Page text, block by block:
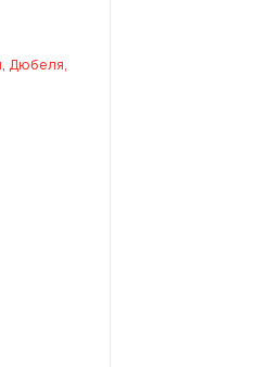
, Дюбеля,